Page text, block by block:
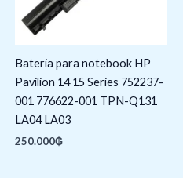
Bateria para notebook HP
Pavilion 14 15 Series 752237-
001 776622-001 TPN-Q131
LA04 LA03
250.000₲